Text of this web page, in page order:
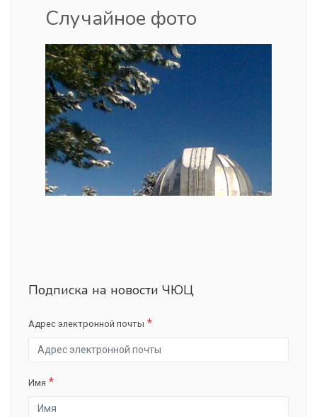
Случайное фото
Подписка на новости ЧЮЦ
Адрес электронной почты
Имя